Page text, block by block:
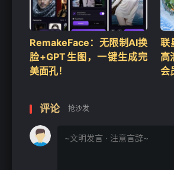
RemakeFace：无限制AI换
脸+GPT生图，一键生成完
美面孔！
联
高
会
评论 抢沙发